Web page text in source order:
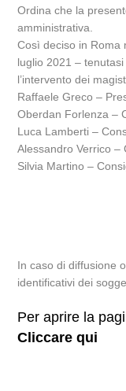
Ordina che la
amministrativa.
Così deciso in Roma
luglio 2021 –
l’intervento dei
Raffaele Greco –
Oberdan Forlenza –
Luca Lamberti –
Alessandro Verrico –
Silvia Martino –
In caso di diffusione
identificativi dei
Per aprire la
Cliccare qui